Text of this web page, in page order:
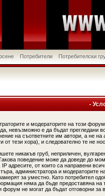
Потребители Потребителски
-
и модераторите на този
невъзможно е да бъдат прегледани
на съответните им автори, а не
от тези хора), и следователно те не
никакъв груб, неприличен,
поведение може да доведе до
адресите, от които са направени
администратора и модераторите
за уместно. Като потребител
няма да бъде предоставяна
форум не могат да бъдат отговорни за